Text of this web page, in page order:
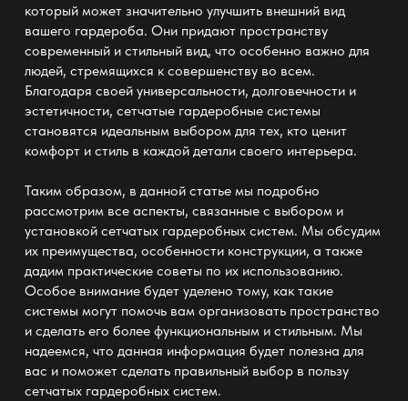
который может значительно улучшить внешний вид
вашего гардероба. Они придают пространству
современный и стильный вид, что особенно важно для
людей, стремящихся к совершенству во всем.
Благодаря своей универсальности, долговечности и
эстетичности, сетчатые гардеробные системы
становятся идеальным выбором для тех, кто ценит
комфорт и стиль в каждой детали своего интерьера.
Таким образом, в данной статье мы подробно
рассмотрим все аспекты, связанные с выбором и
установкой сетчатых гардеробных систем. Мы обсудим
их преимущества, особенности конструкции, а также
дадим практические советы по их использованию.
Особое внимание будет уделено тому, как такие
системы могут помочь вам организовать пространство
и сделать его более функциональным и стильным. Мы
надеемся, что данная информация будет полезна для
вас и поможет сделать правильный выбор в пользу
сетчатых гардеробных систем.